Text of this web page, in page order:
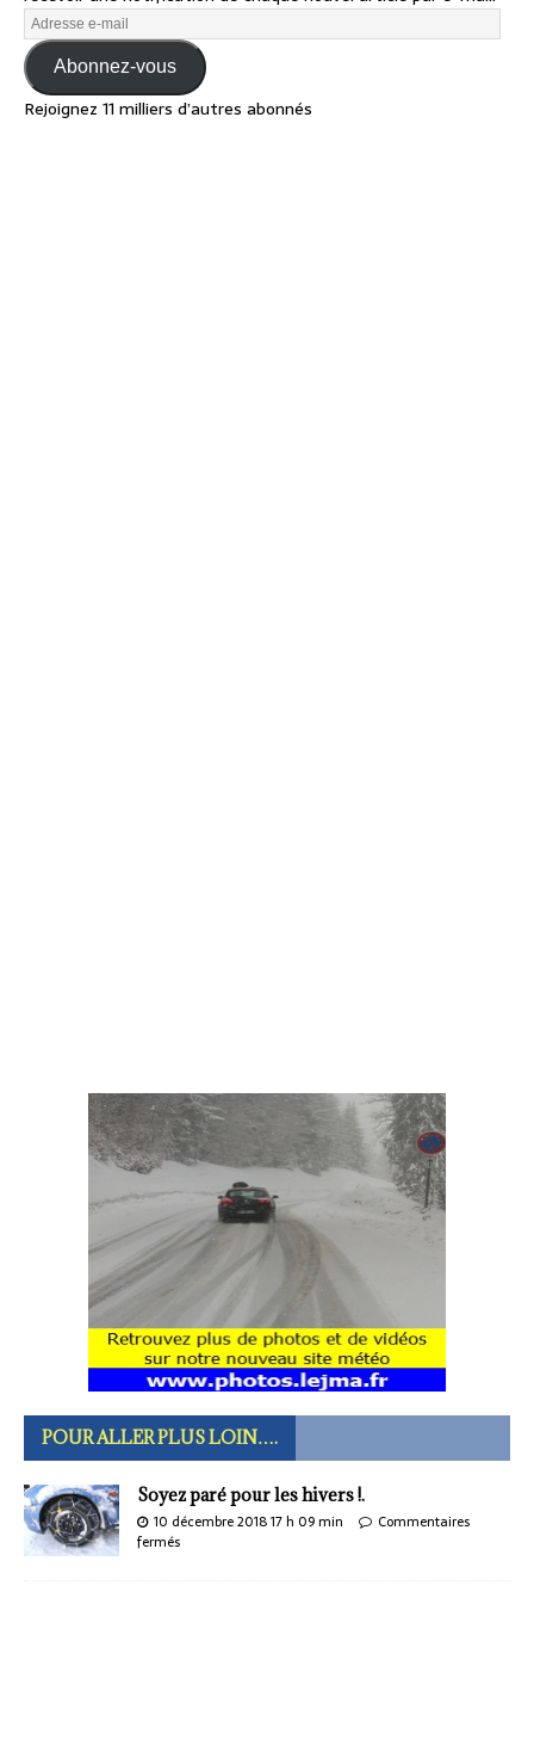
Abonnez-vous
Rejoignez 11 milliers d’autres abonnés
POUR ALLER PLUS LOIN….
Soyez paré pour les hivers !.
10 décembre 2018 17 h 09 min
Commentaires
fermés